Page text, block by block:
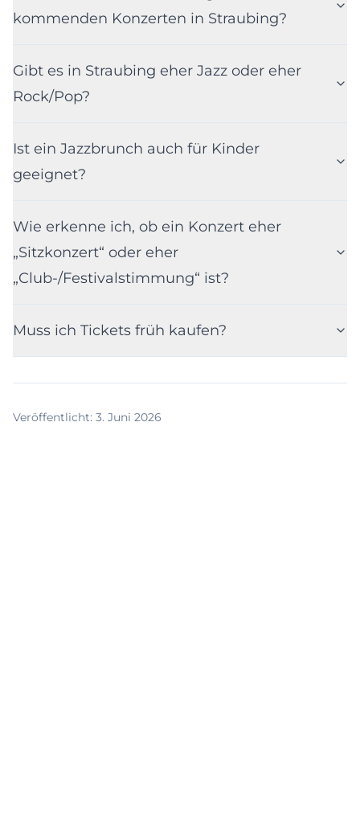
kommenden Konzerten in Straubing?
Gibt es in Straubing eher Jazz oder eher
Rock/Pop?
Ist ein Jazzbrunch auch für Kinder
geeignet?
Wie erkenne ich, ob ein Konzert eher
„Sitzkonzert“ oder eher
„Club-/Festivalstimmung“ ist?
Muss ich Tickets früh kaufen?
Veröffentlicht: 3. Juni 2026